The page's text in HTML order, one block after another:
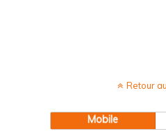
Retour
Mobile